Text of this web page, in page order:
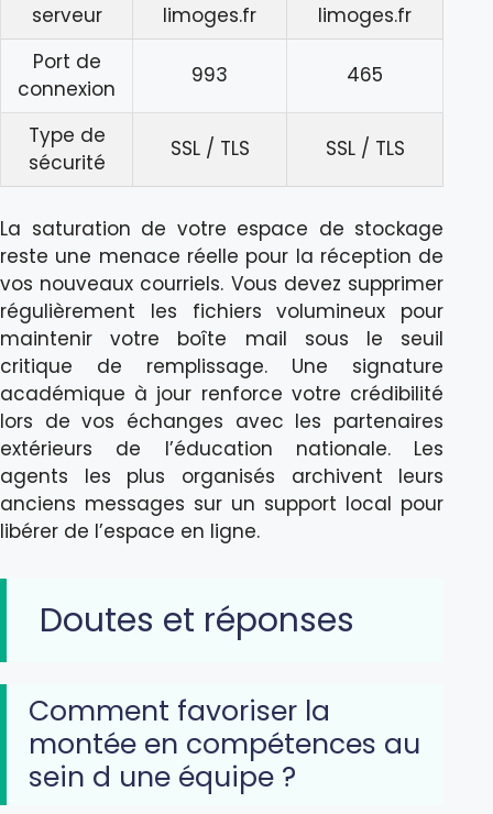
serveur
limoges.fr
limoges.fr
Port de
connexion
993 465
Type de
sécurité
SSL / TLS SSL / TLS
La saturation de votre espace de stockage
reste une menace réelle pour la réception de
vos nouveaux courriels. Vous devez supprimer
régulièrement les fichiers volumineux pour
maintenir votre boîte mail sous le seuil
critique de remplissage. Une signature
académique à jour renforce votre crédibilité
lors de vos échanges avec les partenaires
extérieurs de l’éducation nationale. Les
agents les plus organisés archivent leurs
anciens messages sur un support local pour
libérer de l’espace en ligne.
Doutes et réponses
Comment favoriser la
montée en compétences au
sein d une équipe ?